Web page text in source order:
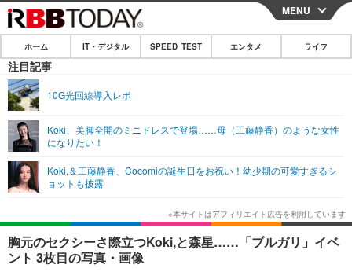
CLOSE
ホーム
IT・デジタル
ネタ
ショッピング その他
SPEED TEST
エンタメ
エンタメTOP
韓国・芸能
音楽 スポーツ
ライフ
ライフTOP グルメ
ペット ショッピング
リリース一覧
プッシュ通知の停止方法
MENU
ホーム IT・デジタル SPEED TEST エンタメ ライフ
注目記事
10G光回線導入レポ
Koki、美脚全開のミニドレスで登場……母（工藤静香）のような女性
になりたい！
Koki,＆工藤静香、Cocomiの誕生日をお祝い！幼少期の可愛すぎるシ
ョットも披露
胸元のセクシーさ際立つKoki,と森星……「ブルガリ」イベ
ント 3枚目の写真・画像